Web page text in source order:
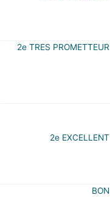
2e TRES PROMETTEUR
2e EXCELLENT
BON